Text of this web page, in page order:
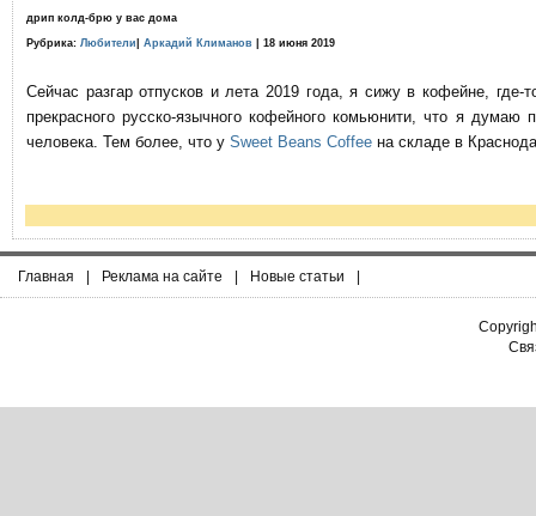
дрип колд-брю у вас дома
Рубрика: Любители Аркадий Климанов | 18 июня 2019
Сейчас разгар отпусков и лета 2019 года, я сижу в кофейне,
прекрасного русско-язычного кофейного комьюнити, что я
человека. Тем более, что у Sweet Beans Coffee на складе в
Главная | Реклама на сайте | Новые статьи |